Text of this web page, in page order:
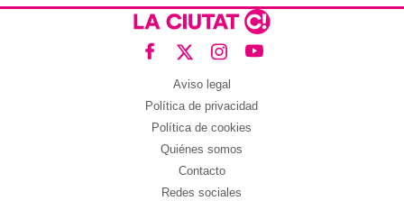
Aviso legal
Política de privacidad
Política de cookies
Quiénes somos
Contacto
Redes sociales